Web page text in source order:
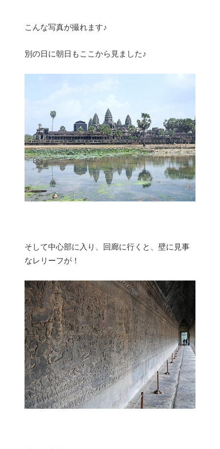
こんな写真が撮れます♪
別の日に朝日もここから見ました♪
そして中心部に入り、回廊に行くと、壁に見事
なレリーフが！